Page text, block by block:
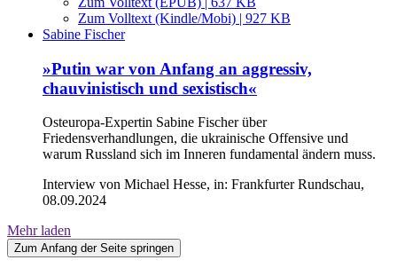
Zum Volltext (Kindle/Mobi) | 927 KB
Sabine Fischer
»Putin war von Anfang an aggressiv,
chauvinistisch und sexistisch«
Osteuropa-Expertin Sabine Fischer über
Friedensverhandlungen, die ukrainische Offensive und
warum Russland sich im Inneren fundamental ändern muss.
Interview von Michael Hesse, in: Frankfurter Rundschau,
08.09.2024
Mehr laden
Zum Anfang der Seite springen